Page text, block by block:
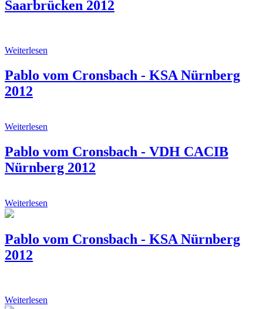
Saarbrücken 2012
Weiterlesen
Pablo vom Cronsbach - KSA Nürnberg
2012
Weiterlesen
Pablo vom Cronsbach - VDH CACIB
Nürnberg 2012
Weiterlesen
Pablo vom Cronsbach - KSA Nürnberg
2012
Weiterlesen